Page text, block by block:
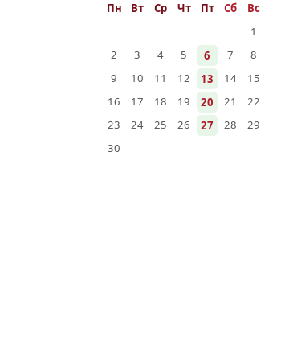
Пн Вт Ср Чт Пт Сб
Вс
1
2
3 4 5 6 7
8
9
10 11 12 13 14
15
16
17 18 19 20 21
22
23
24 25 26 27 28
29
30